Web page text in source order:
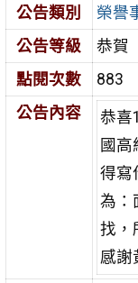
公告類別
榮譽
公告等級
恭賀
點閱次數
883
公告內容
恭喜
國高
得寫
為：
找，
感謝